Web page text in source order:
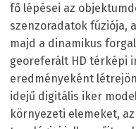
fő lépései az
szenzoradatok fúziója,
majd a dinamikus
georeferált HD térképi
eredményeként
idejű digitális iker
környezeti elemeket,